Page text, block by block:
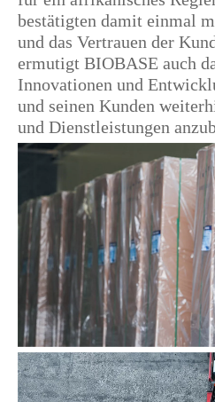
bestätigten damit einmal
und das Vertrauen der
ermutigt BIOBASE auch
Innovationen und
und seinen Kunden
und Dienstleistungen